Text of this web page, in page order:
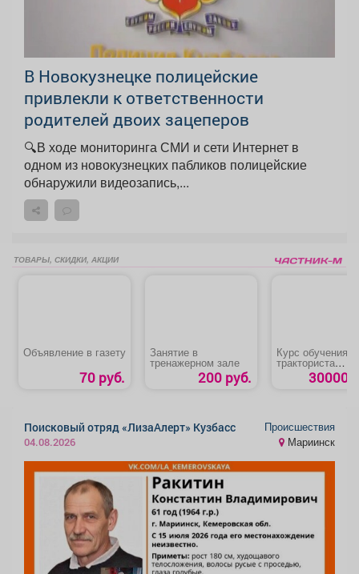
В Новокузнецке полицейские
привлекли к ответственности
родителей двоих зацеперов
🔍В ходе мониторинга СМИ и сети Интернет в
одном из новокузнецких пабликов полицейские
обнаружили видеозапись,...
ТОВАРЫ, СКИДКИ, АКЦИИ
Объявление в газету
70 руб.
Занятие в
тренажерном зале
200 руб.
Курс обучения
тракториста
категории «В»
30000
Поисковый отряд «ЛизаАлерт» Кузбасс
04.08.2026
Происшествия
Мариинск